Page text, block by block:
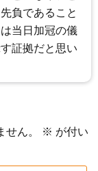
負であること
当日加冠の儀
証拠だと思い
ん。 ※ が付い